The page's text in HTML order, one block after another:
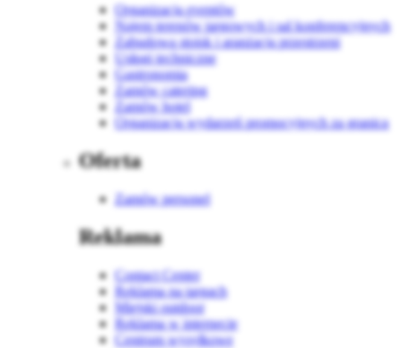
Organizacja eventów
Najem terenów targowych i sal konferencyjnych
Zabudowa stoisk i aranżacja przestrzeni
Usługi techniczne
Gastronomia
Zamów catering
Zamów hotel
Organizacja wydarzeń promocyjnych za granicą
Oferta
Zamów personel
Reklama
Contact Center
Reklama na targach
Miejski outdoor
Reklama w internecie
Centrum wysyłkowe